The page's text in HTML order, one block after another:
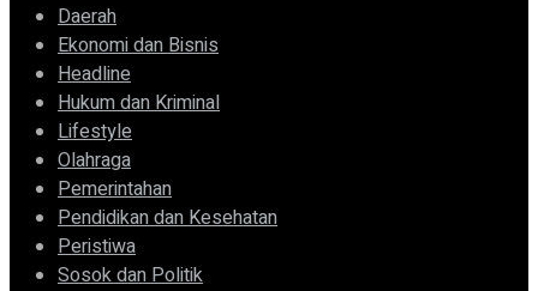
Daerah
Ekonomi dan Bisnis
Headline
Hukum dan Kriminal
Lifestyle
Olahraga
Pemerintahan
Pendidikan dan Kesehatan
Peristiwa
Sosok dan Politik